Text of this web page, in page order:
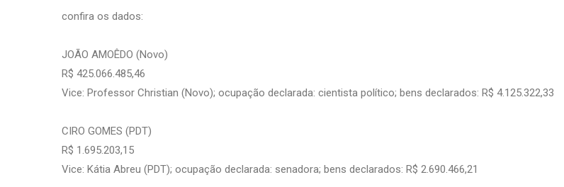
confira os dados:
JOÃO AMOÊDO (Novo)
R$ 425.066.485,46
Vice: Professor Christian (Novo); ocupação declarada: cientista político; bens declarados: R$ 4.125.322,33
CIRO GOMES (PDT)
R$ 1.695.203,15
Vice: Kátia Abreu (PDT); ocupação declarada: senadora; bens declarados: R$ 2.690.466,21